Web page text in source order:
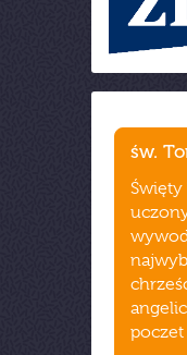
św.
Święty